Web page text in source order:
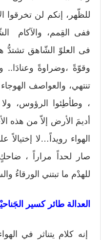
للظّهر، إنكم لن تخرقوا
ففى القِمم، والآكام
فى العلوّ الشّاهق تشتدُّ
وقوّةً ،وضراوةً وعنادَا..
تنتهي، والعواصف
، وطأطِئوا الرؤوس،
أديمَ الأرض إلاّ من هذه
الهواء رويداً…لا
صار لحداً مراراً ،
للهدْم ما تبتني الورقاءُ
العدالة طائر كسير
إنه كلام يتناثر في